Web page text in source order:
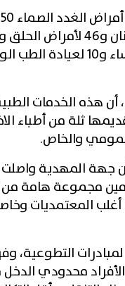
30 لطب الأسنان و46
و14 لطب النساء و10 لعيادة
أن هذه الخدمات
ثلة من أطباء
والخاص.
المهدية واصلت
2026 تأمين مجموعة هامة
المعتمديات
التطوعية،
محدودي